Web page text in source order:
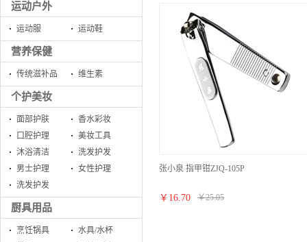
运动户外
运动服 运动鞋
营养保健
传统滋补品 维生素
个护美妆
面部护肤
香水彩妆
口腔护理
美妆工具
沐浴清洁
洗发护发
男士护理
女性护理
洗发护发
厨具用品
烹饪锅具
水具/水杯
张小泉 指甲钳ZJQ-105P
￥ 16.70 ￥25.05